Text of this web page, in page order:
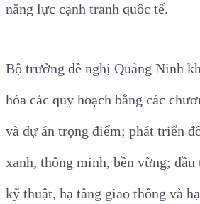
năng lực cạnh tranh quốc tế.
Bộ trưởng đề nghị Quảng Ninh
hóa các quy hoạch bằng các
và dự án trọng điểm; phát triển
xanh, thông minh, bền vững; đầu
kỹ thuật, hạ tầng giao thông và